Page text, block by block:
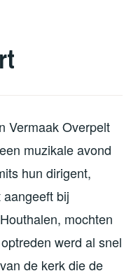
Vermaak Overpelt
muzikale avond
hun dirigent,
bij
mochten
werd al snel
de kerk die de